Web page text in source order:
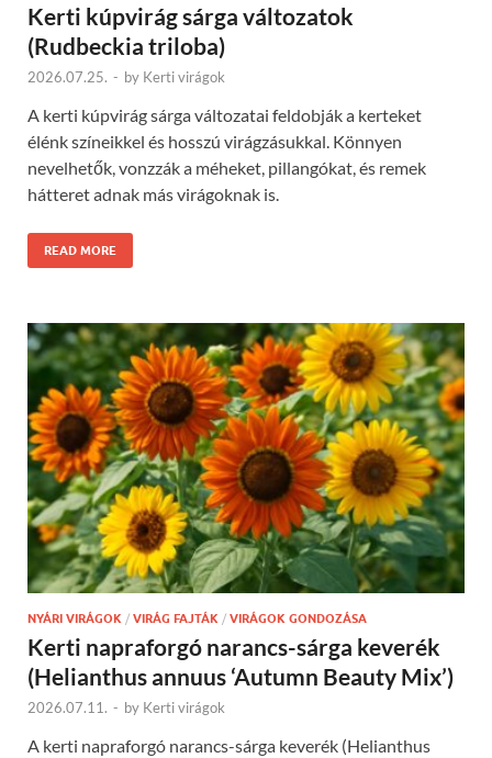
Kerti kúpvirág sárga változatok
(Rudbeckia triloba)
2026.07.25. - by Kerti virágok
A kerti kúpvirág sárga változatai feldobják a kerteket
élénk színeikkel és hosszú virágzásukkal. Könnyen
nevelhetők, vonzzák a méheket, pillangókat, és remek
hátteret adnak más virágoknak is.
READ MORE
NYÁRI VIRÁGOK / VIRÁG FAJTÁK / VIRÁGOK GONDOZÁSA
Kerti napraforgó narancs-sárga keverék
(Helianthus annuus ‘Autumn Beauty Mix’)
2026.07.11. - by Kerti virágok
A kerti napraforgó narancs-sárga keverék (Helianthus